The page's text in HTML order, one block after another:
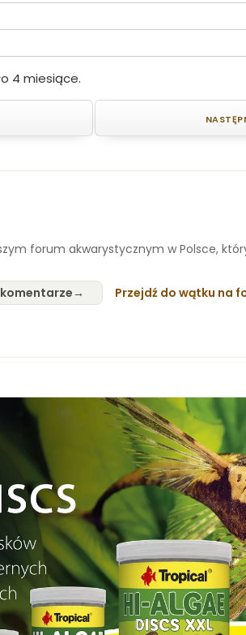
4 miesiące.
forum akwarystycznym w Polsce,
Przejdź do wątku na